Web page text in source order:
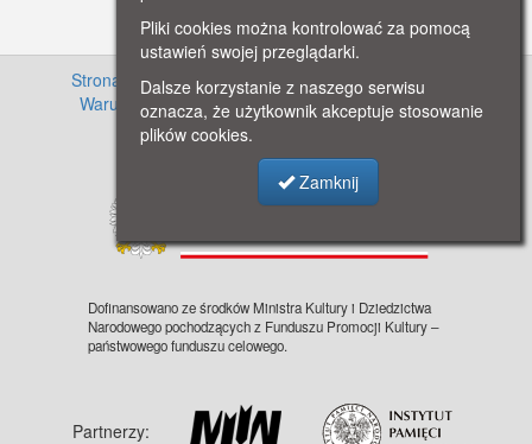
Strona główna · Informacje o projekcie · Cennik
Warunki używania zasobów
· Kontakt ·
Regulamin
serwisu
· Polityka prywatności
Dofinansowano ze środków Ministra Kultury i Dziedzictwa
Narodowego pochodzących z Funduszu Promocji Kultury –
państwowego funduszu celowego.
Partnerzy:
Pliki cookies można kontrolować za pomocą
ustawień swojej przeglądarki.
Dalsze korzystanie z naszego serwisu
oznacza, że użytkownik akceptuje stosowanie
plików cookies.
Zamknij